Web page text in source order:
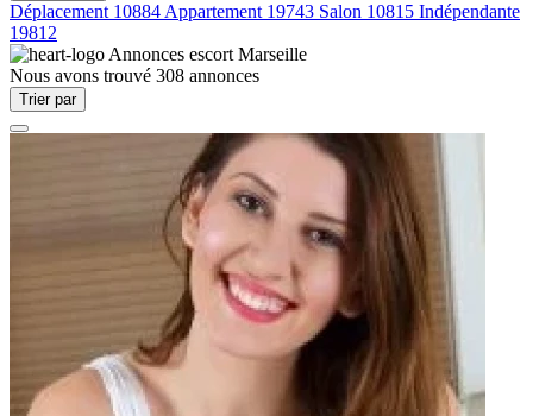
Déplacement 10884 Appartement 19743 Salon 10815 Indépendante
19812
Annonces escort Marseille
Nous avons trouvé 308 annonces
Trier par